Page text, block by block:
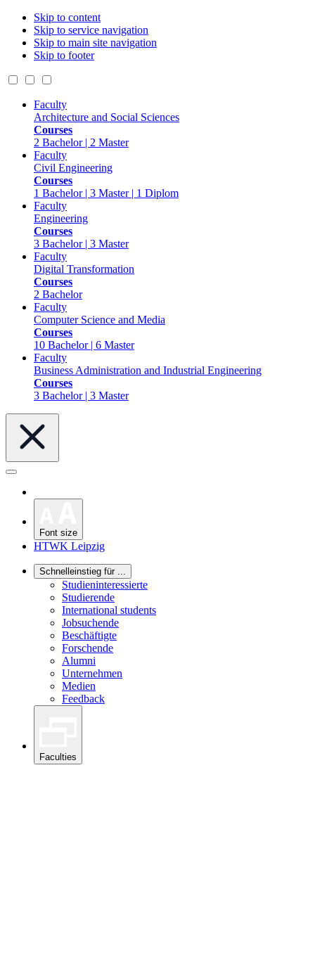
Skip to content
Skip to service navigation
Skip to main site navigation
Skip to footer
Faculty
Architecture and Social Sciences
Courses
2 Bachelor | 2 Master
Faculty
Civil Engineering
Courses
1 Bachelor | 3 Master | 1 Diplom
Faculty
Engineering
Courses
3 Bachelor | 3 Master
Faculty
Digital Transformation
Courses
2 Bachelor
Faculty
Computer Science and Media
Courses
10 Bachelor | 6 Master
Faculty
Business Administration and Industrial Engineering
Courses
3 Bachelor | 3 Master
Font size
HTWK Leipzig
Schnelleinstieg für ...
Studieninteressierte
Studierende
International students
Jobsuchende
Beschäftigte
Forschende
Alumni
Unternehmen
Medien
Feedback
Faculties